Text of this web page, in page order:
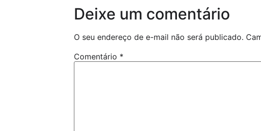
Deixe um comentário
O seu endereço de e-mail não será publicado.
Comentário *